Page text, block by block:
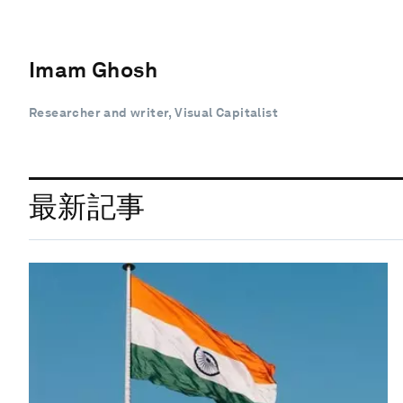
Imam Ghosh
Researcher and writer, Visual Capitalist
最新記事